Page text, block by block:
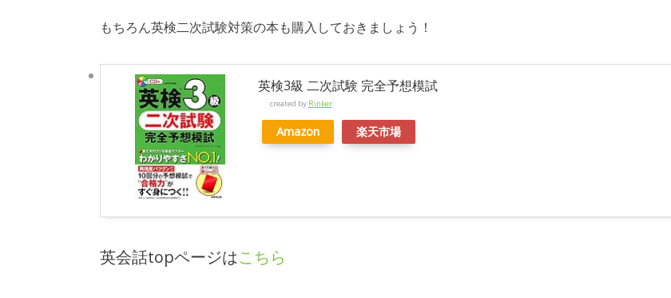
もちろん英検二次試験対策の本も購入しておきましょう！
英検3級 二次試験 完全予想模試
created by Rinker
Amazon 楽天市場
英会話topページはこちら